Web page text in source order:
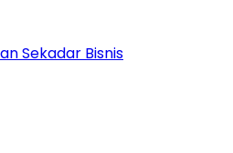
Sekadar Bisnis